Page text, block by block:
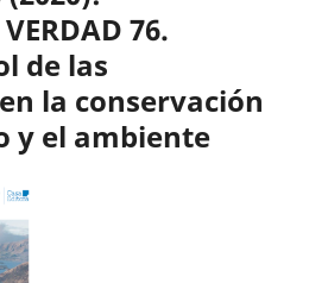
76.
de las
la conservación
y el ambiente